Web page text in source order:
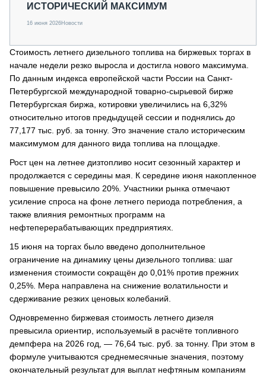
ИСТОРИЧЕСКИЙ МАКСИМУМ
16 июня 2026Новости
Стоимость летнего дизельного топлива на биржевых торгах в
начале недели резко выросла и достигла нового максимума.
По данным индекса европейской части России на Санкт-
Петербургской международной товарно-сырьевой бирже
Петербургская биржа, котировки увеличились на 6,32%
относительно итогов предыдущей сессии и поднялись до
77,177 тыс. руб. за тонну. Это значение стало историческим
максимумом для данного вида топлива на площадке.
Рост цен на летнее дизтопливо носит сезонный характер и
продолжается с середины мая. К середине июня накопленное
повышение превысило 20%. Участники рынка отмечают
усиление спроса на фоне летнего периода потребления, а
также влияния ремонтных программ на
нефтеперерабатывающих предприятиях.
15 июня на торгах было введено дополнительное
ограничение на динамику цены дизельного топлива: шаг
изменения стоимости сокращён до 0,01% против прежних
0,25%. Мера направлена на снижение волатильности и
сдерживание резких ценовых колебаний.
Одновременно биржевая стоимость летнего дизеля
превысила ориентир, используемый в расчёте топливного
демпфера на 2026 год, — 76,64 тыс. руб. за тонну. При этом в
формуле учитываются среднемесячные значения, поэтому
окончательный результат для выплат нефтяным компаниям